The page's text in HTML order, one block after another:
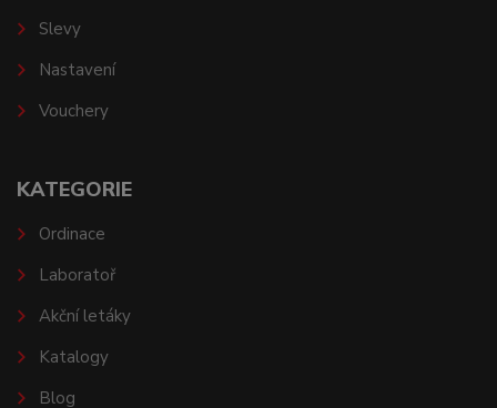
Slevy
Nastavení
Vouchery
KATEGORIE
Ordinace
Laboratoř
Akční letáky
Katalogy
Blog